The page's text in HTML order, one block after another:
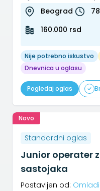
u 3 smene po 8h
Beograd
160.000 rsd
Nije potrebno iskustvo
Dnevnica u oglasu
Pogledaj oglas
Novo
Standardni oglas
Junior operater
sastojaka
Postavljen od: